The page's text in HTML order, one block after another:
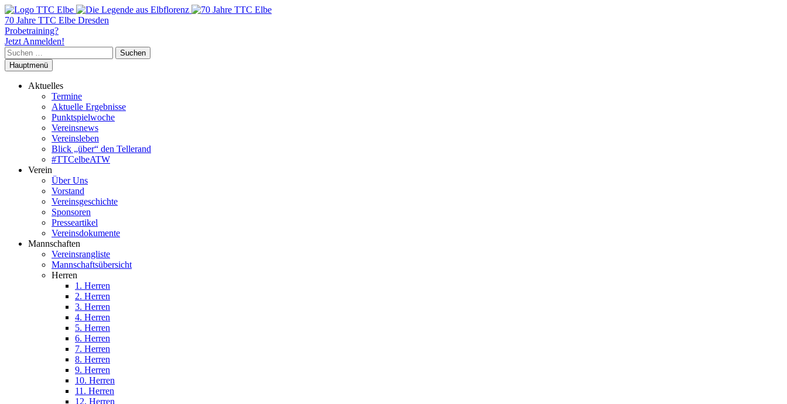
70 Jahre TTC Elbe Dresden
Probetraining?
Jetzt Anmelden!
Suchen
nach:
Hauptmenü
Aktuelles
Termine
Aktuelle Ergebnisse
Punktspielwoche
Vereinsnews
Vereinsleben
Blick „über“ den Tellerand
#TTCelbeATW
Verein
Über Uns
Vorstand
Vereinsgeschichte
Sponsoren
Presseartikel
Vereinsdokumente
Mannschaften
Vereinsrangliste
Mannschaftsübersicht
Herren
1. Herren
2. Herren
3. Herren
4. Herren
5. Herren
6. Herren
7. Herren
8. Herren
9. Herren
10. Herren
11. Herren
12. Herren